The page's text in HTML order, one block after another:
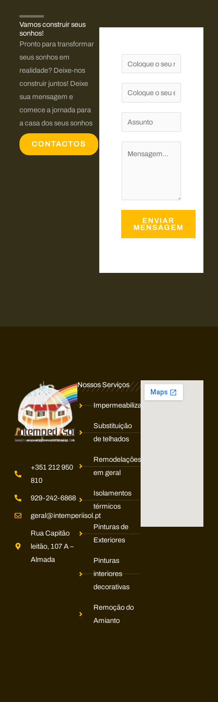
Vamos construir seus
sonhos!​
Pronto para transformar
seus sonhos em
realidade? Deixe-nos
construir juntos! Deixe
sua mensagem e
comece a jornada para
a casa dos seus sonhos
CONTACTOS
o
m
*
m
a
l
s
s
n
r
e
ENVIAR
MENSAGEM
+351 212 950
810
929-242-6868
geral@intemperiisol.pt
Rua Capitão
leitão, 107 A –
Almada
Nossos Serviços
Impermeabilização
Substituição
de telhados
Remodelações
em geral
Isolamentos
térmicos
Pinturas de
Exteriores
Pinturas
interiores
decorativas
Remoção do
Amianto